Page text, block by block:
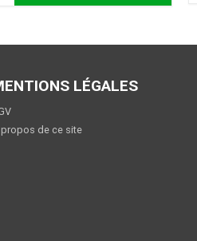
LÉGALES
propos de ce site